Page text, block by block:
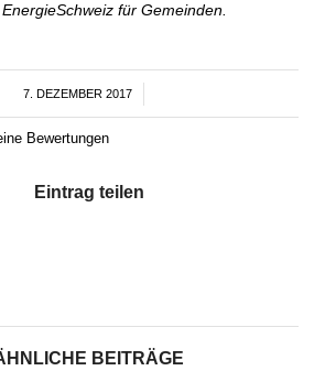
für Gemeinden.
7. DEZEMBER 2017
/
Bewertungen
Eintrag teilen
BEITRÄGE